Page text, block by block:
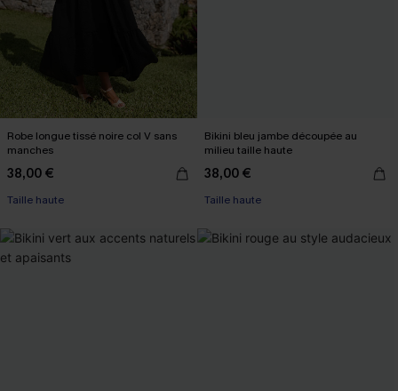
Robe longue tissé noire col V sans
manches
38,00 €
Taille haute
Bikini bleu jambe découpée au
milieu taille haute
38,00 €
Taille haute